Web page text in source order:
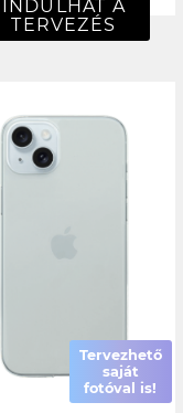
INDULHAT A
TERVEZÉS
Tervezhető
saját
fotóval is!